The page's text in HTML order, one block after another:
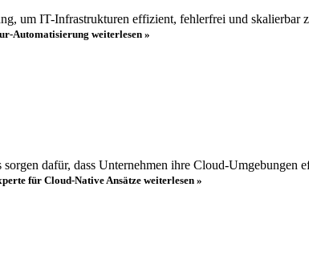
um IT-Infrastrukturen effizient, fehlerfrei und skalierbar
Automatisierung weiterlesen »
dafür, dass Unternehmen ihre Cloud-Umgebungen
für Cloud-Native Ansätzeweiterlesen »